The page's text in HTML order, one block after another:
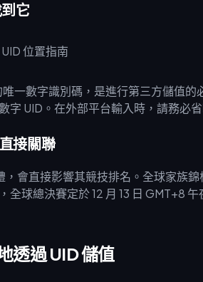
它
一數字識別碼，是進行第三方儲值
字 UID。在外部平台輸入時，請務必
接關聯
，會直接影響其競技排名。全球家族
全球總決賽定於 12 月 13 日 GMT+8
透過 UID 儲值